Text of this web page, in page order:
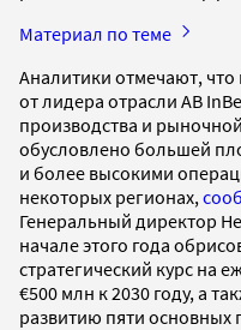
Материал по теме
Аналитики отмечают,
от лидера отрасли AB
производства и
обусловлено большей
и более высокими
некоторых регионах,
Генеральный директор
начале этого года
стратегический курс на
€500 млн к 2030 году, а
развитию пяти основных